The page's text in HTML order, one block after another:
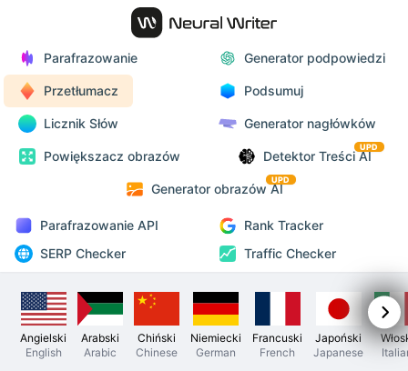
Parafrazowanie Generator podpowiedzi
Przetłumacz Podsumuj
Licznik Słów Generator nagłówków
Powiększacz obrazów Detektor Treści AI
UPD
Generator obrazów AI
UPD
Parafrazowanie API
Rank Tracker
SERP Checker
Traffic Checker
Angielski
English
Arabski
Arabic
Chiński
Chinese
Niemiecki
German
Francuski
French
Japoński
Japanese